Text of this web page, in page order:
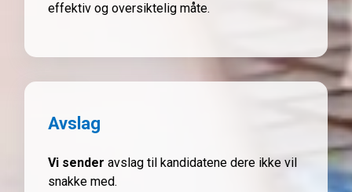
effektiv og oversiktelig måte.
Avslag
Vi sender avslag til kandidatene dere ikke vil
snakke med.